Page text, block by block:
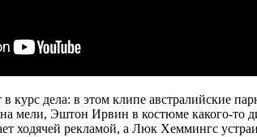
курс дела: в этом клипе австралийские
на мели, Эштон Ирвин в костюме какого-то
ходячей рекламой, а Люк Хеммингс